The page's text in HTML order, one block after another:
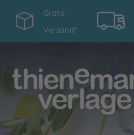
Gratis
Versand*